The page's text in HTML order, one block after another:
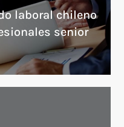
laboral chileno
senior